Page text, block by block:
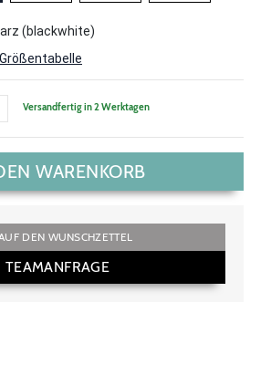
(blackwhite)
Größentabelle
Versandfertig in 2 Werktagen
WARENKORB
DEN WUNSCHZETTEL
TEAMANFRAGE